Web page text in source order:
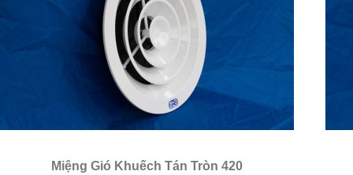
Miệng Gió Khuếch Tán Tròn 420